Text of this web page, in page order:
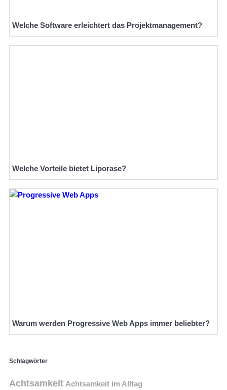
Welche Software erleichtert das Projektmanagement?
Welche Vorteile bietet Liporase?
Warum werden Progressive Web Apps immer beliebter?
Schlagwörter
Achtsamkeit Achtsamkeit im Alltag